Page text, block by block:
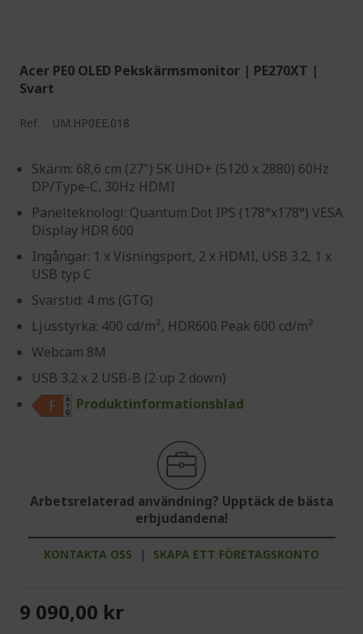
Acer PE0 OLED Pekskärmsmonitor | PE270XT |
Svart
Ref. UM.HP0EE.018
Skärm: 68,6 cm (27") 5K UHD+ (5120 x 2880) 60Hz
DP/Type-C, 30Hz HDMI
Panelteknologi: Quantum Dot IPS (178°x178°) VESA
Display HDR 600
Ingångar: 1 x Visningsport, 2 x HDMI, USB 3.2, 1 x
USB typ C
Svarstid: 4 ms (GTG)
Ljusstyrka: 400 cd/m², HDR600 Peak 600 cd/m²
Webcam 8M
USB 3.2 x 2 USB-B (2 up 2 down)
Produktinformationsblad
Arbetsrelaterad användning? Upptäck de bästa
erbjudandena!
KONTAKTA OSS | SKAPA ETT FÖRETAGSKONTO
9 090,00 kr